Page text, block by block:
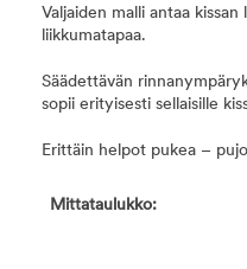
Valjaiden malli antaa
liikkumatapaa.
Säädettävän
sopii erityisesti sellaisille
Erittäin helpot pukea –
Mittataulukko: